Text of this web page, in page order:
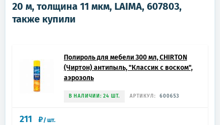
20 м, толщина 11 мкм, LAIMA, 607803,
также купили
Полироль для мебели 300 мл, CHIRTON
(Чиртон) антипыль, "Классик с воском",
аэрозоль
В НАЛИЧИИ: 24 ШТ. АРТИКУЛ: 600653
211 ₽/шт.